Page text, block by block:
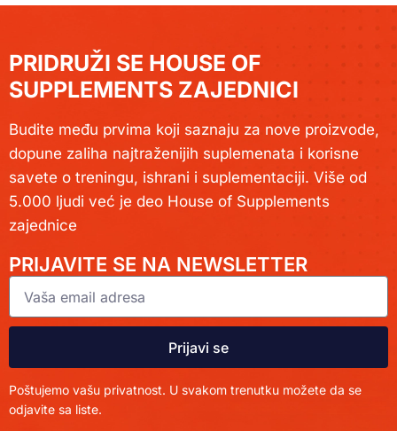
PRIDRUŽI SE HOUSE OF
SUPPLEMENTS ZAJEDNICI
Budite među prvima koji saznaju za nove proizvode,
dopune zaliha najtraženijih suplemenata i korisne
savete o treningu, ishrani i suplementaciji. Više od
5.000 ljudi već je deo House of Supplements
zajednice
PRIJAVITE SE NA NEWSLETTER
Prijavi se
Poštujemo vašu privatnost. U svakom trenutku možete da se
odjavite sa liste.